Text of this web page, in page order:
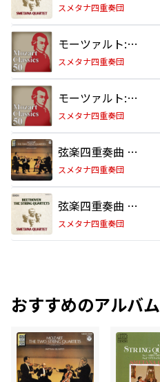
スメタナ四重奏団
モーツァルト:弦楽四重奏曲 第14番《春》 ～第1楽章
スメタナ四重奏団
モーツァルト:弦楽四重奏曲 第17番《狩》 ～第1楽章
スメタナ四重奏団
弦楽四重奏曲 第17番 変ロ長調 K.458 《狩》 I- Allegro vivace assai
スメタナ四重奏団
弦楽四重奏曲 第2番 ト長調 作品18の2 II- Adagio cantabile
スメタナ四重奏団
おすすめのアルバム